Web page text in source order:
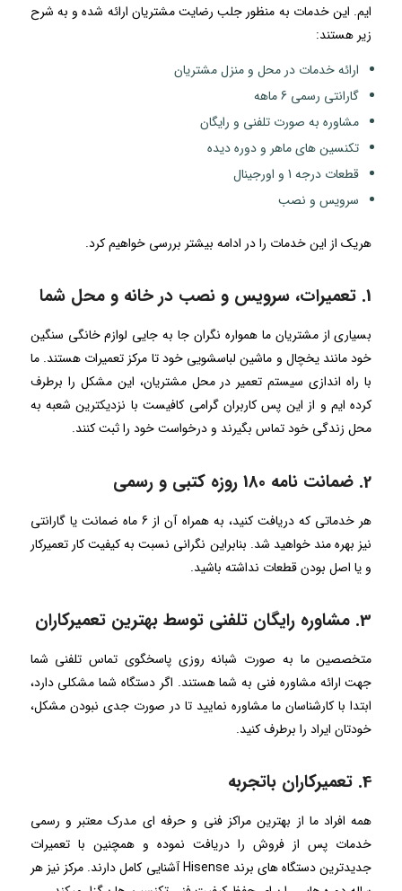
ایم. این خدمات به منظور جلب رضایت مشتریان ارائه شده و به شرح
زیر هستند:
ارائه خدمات در محل و منزل مشتریان
گارانتی رسمی 6 ماهه
مشاوره به صورت تلفنی و رایگان
تکنسین های ماهر و دوره دیده
قطعات درجه 1 و اورجینال
سرویس و نصب
هریک از این خدمات را در ادامه بیشتر بررسی خواهیم کرد.
1. تعمیرات، سرویس و نصب در خانه و محل شما
بسیاری از مشتریان ما همواره نگران جا به جایی لوازم خانگی سنگین
خود مانند یخچال و ماشین لباسشویی خود تا مرکز تعمیرات هستند. ما
با راه اندازی سیستم تعمیر در محل مشتریان، این مشکل را برطرف
کرده ایم و از این پس کاربران گرامی کافیست با نزدیکترین شعبه به
محل زندگی خود تماس بگیرند و درخواست خود را ثبت کنند.
2. ضمانت نامه 180 روزه کتبی و رسمی
هر خدماتی که دریافت کنید، به همراه آن از 6 ماه ضمانت یا گارانتی
نیز بهره مند خواهید شد. بنابراین نگرانی نسبت به کیفیت کار تعمیرکار
و یا اصل بودن قطعات نداشته باشید.
3. مشاوره رایگان تلفنی توسط بهترین تعمیرکاران
متخصصین ما به صورت شبانه روزی پاسخگوی تماس تلفنی شما
جهت ارائه مشاوره فنی به شما هستند. اگر دستگاه شما مشکلی دارد،
ابتدا با کارشناسان ما مشاوره نمایید تا در صورت جدی نبودن مشکل،
خودتان ایراد را برطرف کنید.
4. تعمیرکاران باتجربه
همه افراد ما از بهترین مراکز فنی و حرفه ای مدرک معتبر و رسمی
خدمات پس از فروش را دریافت نموده و همچنین با تعمیرات
جدیدترین دستگاه های برند Hisense آشنایی کامل دارند. مرکز نیز هر